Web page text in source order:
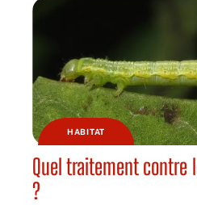
HABITAT
Quel traitement contre
?